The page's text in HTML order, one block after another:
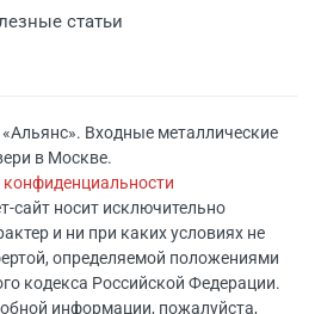
статьи
Входные металлические
в Москве.
сайт носит исключительно
и ни при каких условиях не
определяемой положениями
кодекса Российской Федерации.
информации, пожалуйста,